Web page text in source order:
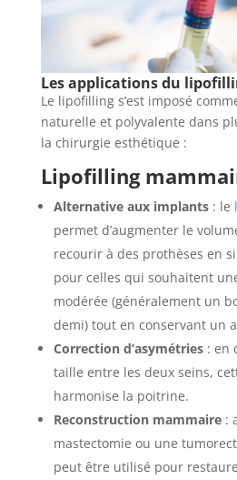
Les applications du
Le lipofilling s’est imposé
naturelle et polyvalente dans
la chirurgie esthétique :
Lipofilling
Alternative aux implants: le
permet d’augmenter le
recourir à des prothèses en
pour celles qui souhaitent
modérée (généralement un
demi) tout en conservant un
Correction d’asymétries: en
taille entre les deux seins,
harmonise la poitrine.
Reconstruction mammaire:
mastectomie ou une
peut être utilisé pour